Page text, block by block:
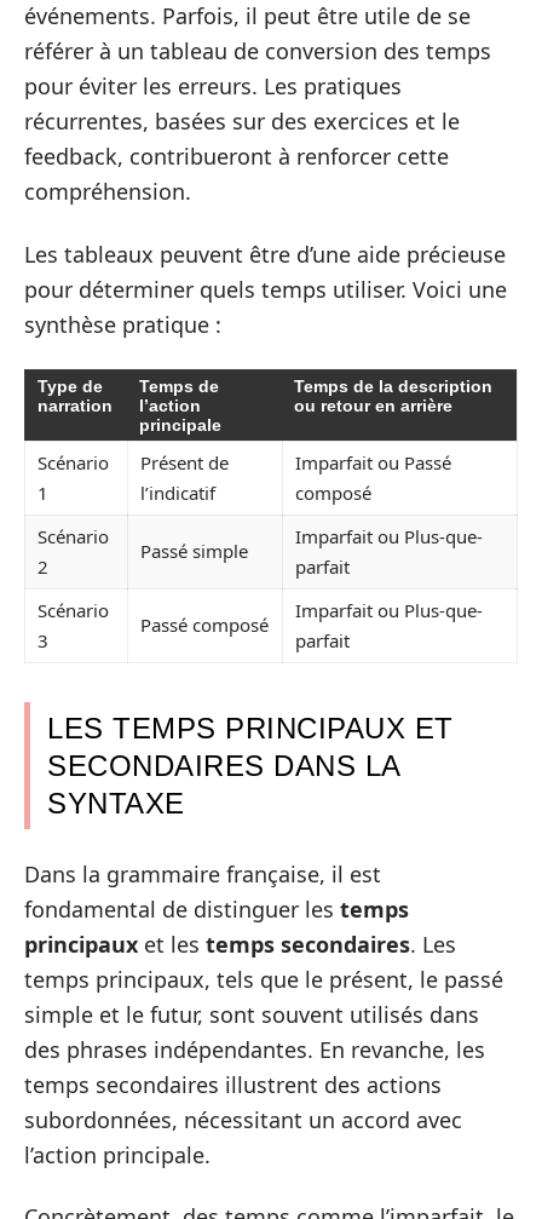
événements. Parfois, il peut être utile de se
référer à un tableau de conversion des temps
pour éviter les erreurs. Les pratiques
récurrentes, basées sur des exercices et le
feedback, contribueront à renforcer cette
compréhension.
Les tableaux peuvent être d’une aide précieuse
pour déterminer quels temps utiliser. Voici une
synthèse pratique :
Type de
narration
Temps de
l’action
principale
Temps de la description
ou retour en arrière
Scénario
1
Présent de
l’indicatif
Imparfait ou Passé
composé
Scénario
2
Passé simple
Imparfait ou Plus-que-
parfait
Scénario
3
Passé composé
Imparfait ou Plus-que-
parfait
LES TEMPS PRINCIPAUX ET
SECONDAIRES DANS LA
SYNTAXE
Dans la grammaire française, il est
fondamental de distinguer les temps
principaux et les temps secondaires. Les
temps principaux, tels que le présent, le passé
simple et le futur, sont souvent utilisés dans
des phrases indépendantes. En revanche, les
temps secondaires illustrent des actions
subordonnées, nécessitant un accord avec
l’action principale.